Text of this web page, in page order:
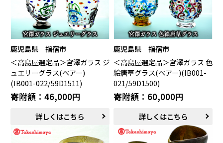
鹿児島県 指宿市
＜高島屋選定品＞宮澤ガラス ジ
ュエリーグラス(ペアー)
(IB001-022/59D1511)
寄附額：46,000円
詳しくはこちら
鹿児島県 指宿市
＜高島屋選定品＞宮澤ガラス 色
絵唐草グラス(ペアー)(IB001-
021/59D1500)
寄附額：60,000円
詳しくはこちら